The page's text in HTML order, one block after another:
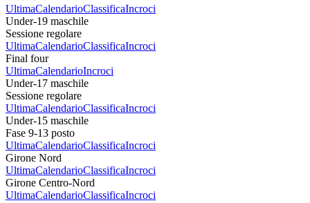
UltimaCalendarioClassificaIncroci
Under-19 maschile
Sessione regolare
UltimaCalendarioClassificaIncroci
Final four
UltimaCalendarioIncroci
Under-17 maschile
Sessione regolare
UltimaCalendarioClassificaIncroci
Under-15 maschile
Fase 9-13 posto
UltimaCalendarioClassificaIncroci
Girone Nord
UltimaCalendarioClassificaIncroci
Girone Centro-Nord
UltimaCalendarioClassificaIncroci